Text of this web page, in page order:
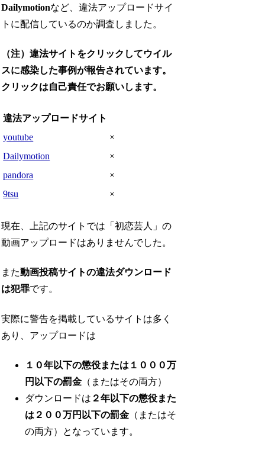
Dailymotionなど、違法アップロードサイ
トに配信しているのか調査しました。
（注）違法サイトをクリックしてウイル
スに感染した事例が報告されています。
クリックは自己責任でお願いします。
違法アップロードサイト
youtube
×
Dailymotion
×
pandora
×
9tsu
×
現在、上記のサイトでは「初恋芸人」の
動画アップロードはありませんでした。
また動画投稿サイトの違法ダウンロード
は犯罪です。
実際に警告を掲載しているサイトは多く
あり、アップロードは
１０年以下の懲役または１０００万
円以下の罰金 （またはその両方）
ダウンロードは ２年以下の懲役また
は２００万円以下の罰金 （またはそ
の両方）となっています。